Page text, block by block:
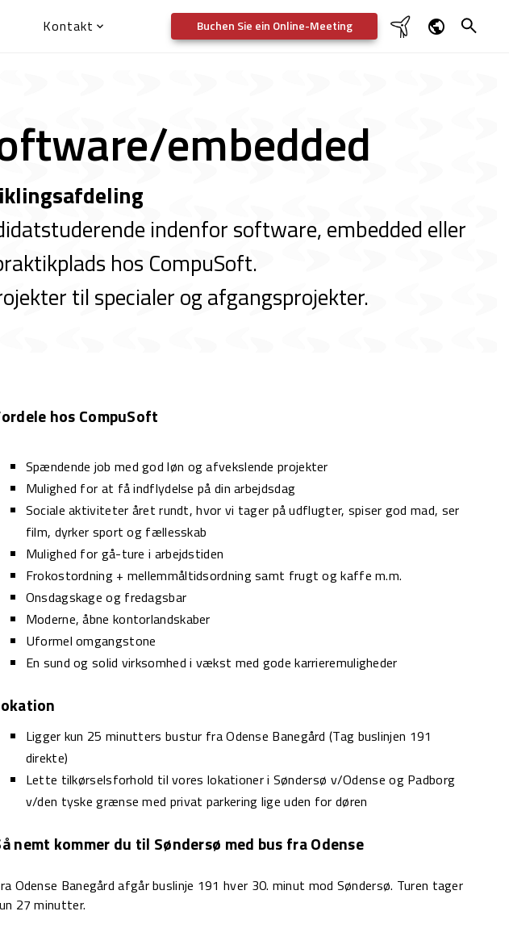
Kontakt  Buchen Sie ein Online-Meeting 
embedded
indenfor software, embedded eller
hos CompuSoft.
til specialer og afgangsprojekter.
hos CompuSoft
Spændende job med god løn og afvekslende projekter
Mulighed for at få indflydelse på din arbejdsdag
Sociale aktiviteter året rundt, hvor vi tager på udflugter, spiser god mad, ser
film, dyrker sport og fællesskab
Mulighed for gå-ture i arbejdstiden
Frokostordning + mellemmåltidsordning samt frugt og kaffe m.m.
Onsdagskage og fredagsbar
Moderne, åbne kontorlandskaber
Uformel omgangstone
En sund og solid virksomhed i vækst med gode karrieremuligheder
Ligger kun 25 minutters bustur fra Odense Banegård (Tag buslinjen 191
direkte)
Lette tilkørselsforhold til vores lokationer i Søndersø v/Odense og Padborg
v/den tyske grænse med privat parkering lige uden for døren
nemt kommer du til Søndersø med bus fra Odense
Odense Banegård afgår buslinje 191 hver 30. minut mod Søndersø. Turen tager
27 minutter.